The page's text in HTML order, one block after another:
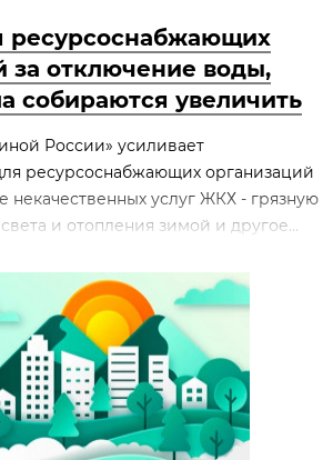
за отключение воды,
собираются увеличить
России» усиливает
ресурсоснабжающих организаций
некачественных услуг ЖКХ - грязную
и отопления зимой и другое...